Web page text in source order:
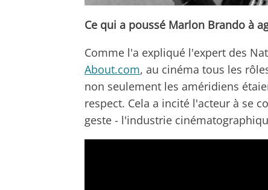
Ce qui a poussé Marlon Brando à
Comme l'a expliqué l'expert des
About.com, au cinéma tous les
non seulement les améridiens
respect. Cela a incité l'acteur à se
geste - l'industrie